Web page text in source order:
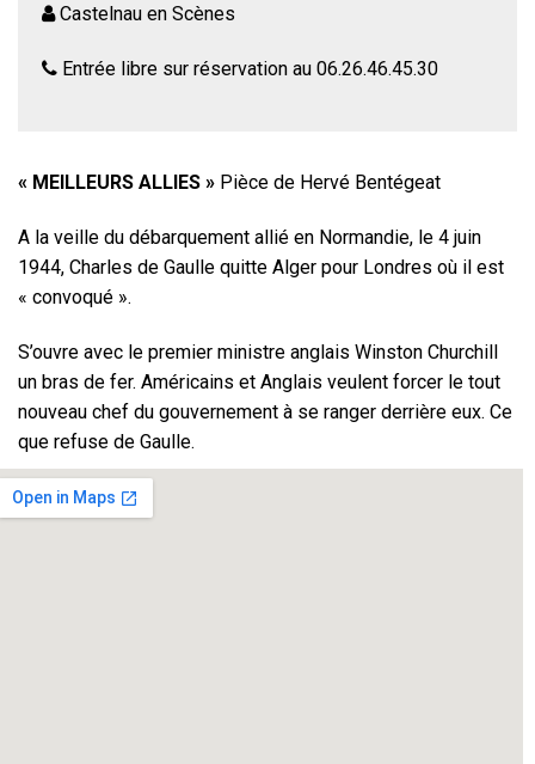
Castelnau en Scènes
Entrée libre sur réservation au 06.26.46.45.30
« MEILLEURS ALLIES » Pièce de Hervé Bentégeat
A la veille du débarquement allié en Normandie, le 4 juin
1944, Charles de Gaulle quitte Alger pour Londres où il est
« convoqué ».
S’ouvre avec le premier ministre anglais Winston Churchill
un bras de fer. Américains et Anglais veulent forcer le tout
nouveau chef du gouvernement à se ranger derrière eux. Ce
que refuse de Gaulle.
Un face-à-face orageux entre deux monstres de l’Histoire,
qui éprouvent l’un pour l’autre un mélange d’estime et